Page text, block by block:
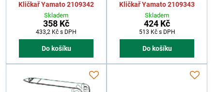
Kličkař Yamato 2109342
Skladem
358 Kč
433,2 Kč s DPH
Do košíku
Kličkař Yamato 2109343
Skladem
424 Kč
513 Kč s DPH
Do košíku